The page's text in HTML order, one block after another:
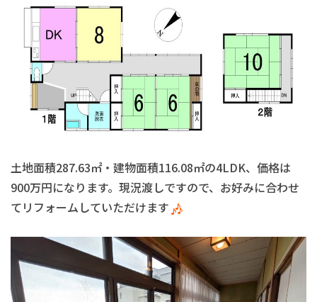
土地面積287.63㎡・建物面積116.08㎡の4LDK、価格は
900万円になります。現況渡しですので、お好みに合わせ
てリフォームしていただけます